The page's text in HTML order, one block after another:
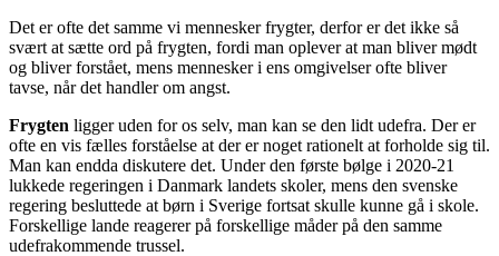
Det er ofte det samme vi mennesker frygter, derfor er det ikke så
svært at sætte ord på frygten, fordi man oplever at man bliver mødt
og bliver forstået, mens mennesker i ens omgivelser ofte bliver
tavse, når det handler om angst.
Frygten ligger uden for os selv, man kan se den lidt udefra. Der er
ofte en vis fælles forståelse at der er noget rationelt at forholde sig til.
Man kan endda diskutere det. Under den første bølge i 2020-21
lukkede regeringen i Danmark landets skoler, mens den svenske
regering besluttede at børn i Sverige fortsat skulle kunne gå i skole.
Forskellige lande reagerer på forskellige måder på den samme
udefrakommende trussel.